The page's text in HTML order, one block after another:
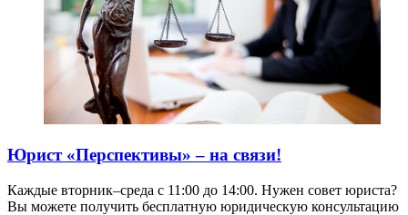
Юрист «Перспективы» – на связи!
Каждые вторник–среда с 11:00 до 14:00. Нужен совет юриста?
Вы можете получить бесплатную юридическую консультацию